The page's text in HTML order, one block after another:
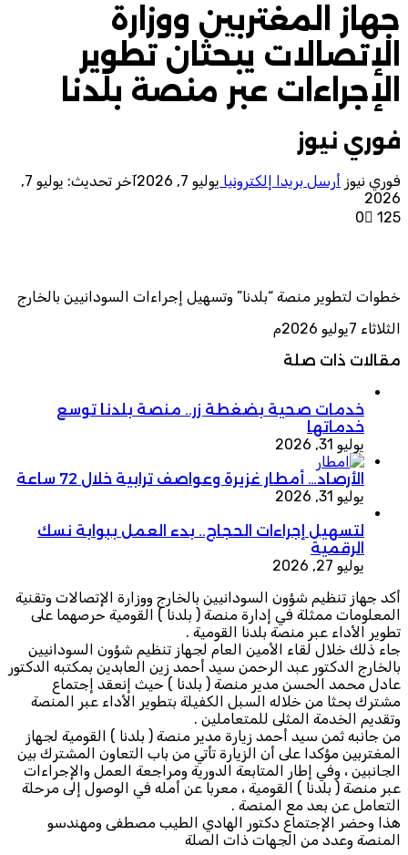
جهاز المغتربين ووزارة
الإتصالات يبحثان تطوير
الإجراءات عبر منصة بلدنا
فوري نيوز
فوري نيوز أرسل بريدا إلكترونيا يوليو 7, 2026
آخر تحديث: يوليو 7,
2026
0
125
خطوات لتطوير منصة “بلدنا” وتسهيل إجراءات السودانيين بالخارج
الثلاثاء 7يوليو 2026م
مقالات ذات صلة
خدمات صحية بضغطة زر.. منصة بلدنا توسع
خدماتها
يوليو 31, 2026
الأرصاد… أمطار غزيرة وعواصف ترابية خلال 72 ساعة
يوليو 31, 2026
لتسهيل إجراءات الحجاج.. بدء العمل ببوابة نسك
الرقمية
يوليو 27, 2026
أكد جهاز تنظيم شؤون السودانيين بالخارج ووزارة الإتصالات وتقنية
المعلومات ممثلة في إدارة منصة ( بلدنا ) القومية حرصهما على
تطوير الأداء عبر منصة بلدنا القومية .
جاء ذلك خلال لقاء الأمين العام لجهاز تنظيم شؤون السودانيين
بالخارج الدكتور عبد الرحمن سيد أحمد زين العابدين بمكتبه الدكتور
عادل محمد الحسن مدير منصة ( بلدنا ) حيث إنعقد إجتماع
مشترك بحثا من خلاله السبل الكفيلة بتطوير الأداء عبر المنصة
وتقديم الخدمة المثلى للمتعاملين .
من جانبه ثمن سيد أحمد زيارة مدير منصة ( بلدنا ) القومية لجهاز
المغتربين مؤكدا على أن الزيارة تأتي من باب التعاون المشترك بين
الجانبين ، وفي إطار المتابعة الدورية ومراجعة العمل والإجراءات
عبر منصة ( بلدنا ) القومية ، معربا عن أمله في الوصول إلى مرحلة
التعامل عن بعد مع المنصة .
هذا وحضر الإجتماع دكتور الهادي الطيب مصطفى ومهندسو
المنصة وعدد من الجهات ذات الصلة